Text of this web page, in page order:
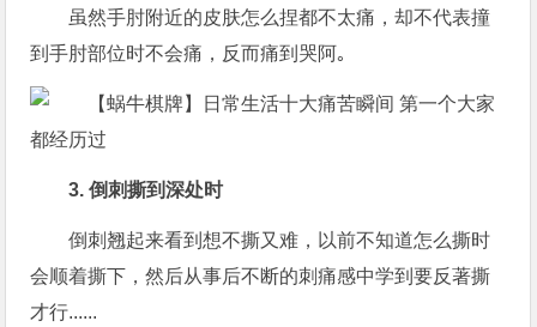
虽然手肘附近的皮肤怎么捏都不太痛，却不代表撞
到手肘部位时不会痛，反而痛到哭阿｡
3. 倒刺撕到深处时
倒刺翘起来看到想不撕又难，以前不知道怎么撕时
会顺着撕下，然后从事后不断的刺痛感中学到要反著撕
才行......